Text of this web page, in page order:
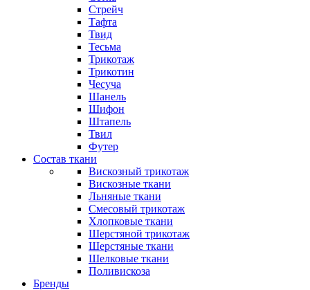
Стрейч
Тафта
Твид
Тесьма
Трикотаж
Трикотин
Чесуча
Шанель
Шифон
Штапель
Твил
Футер
Состав ткани
Вискозный трикотаж
Вискозные ткани
Льняные ткани
Смесовый трикотаж
Хлопковые ткани
Шерстяной трикотаж
Шерстяные ткани
Шелковые ткани
Поливискоза
Бренды